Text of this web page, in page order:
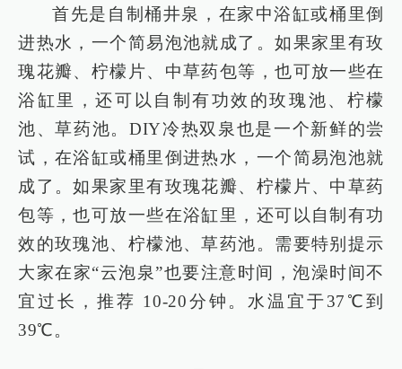
首先是自制桶井泉，在家中浴缸或桶里倒
进热水，一个简易泡池就成了。如果家里有玫
瑰花瓣、柠檬片、中草药包等，也可放一些在
浴缸里，还可以自制有功效的玫瑰池、柠檬
池、草药池。DIY冷热双泉也是一个新鲜的尝
试，在浴缸或桶里倒进热水，一个简易泡池就
成了。如果家里有玫瑰花瓣、柠檬片、中草药
包等，也可放一些在浴缸里，还可以自制有功
效的玫瑰池、柠檬池、草药池。需要特别提示
大家在家“云泡泉”也要注意时间，泡澡时间不
宜过长，推荐 10-20分钟。水温宜于37℃到
39℃。